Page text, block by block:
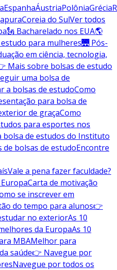
EspanhaÁustriaPolôniaGrécia
Coreia do SulVer todos
🗽 Bacharelado nos EUA🌎
estudo para mulheres🌉 Pós-
em ciência, tecnologia,
Mais sobre bolsas de estudo
uma bolsa de
a bolsas de estudoComo
para bolsa de
de graçaComo
para esportes nos
bolsa de estudos do Instituto
de bolsas de estudoEncontre
Vale a pena fazer faculdade?
Carta de motivação
se inscrever em
do tempo para alunos👉
no exteriorAs 10
da EuropaAs 10
MBAMelhor para
saúde👉 Navegue por
Navegue por todos os